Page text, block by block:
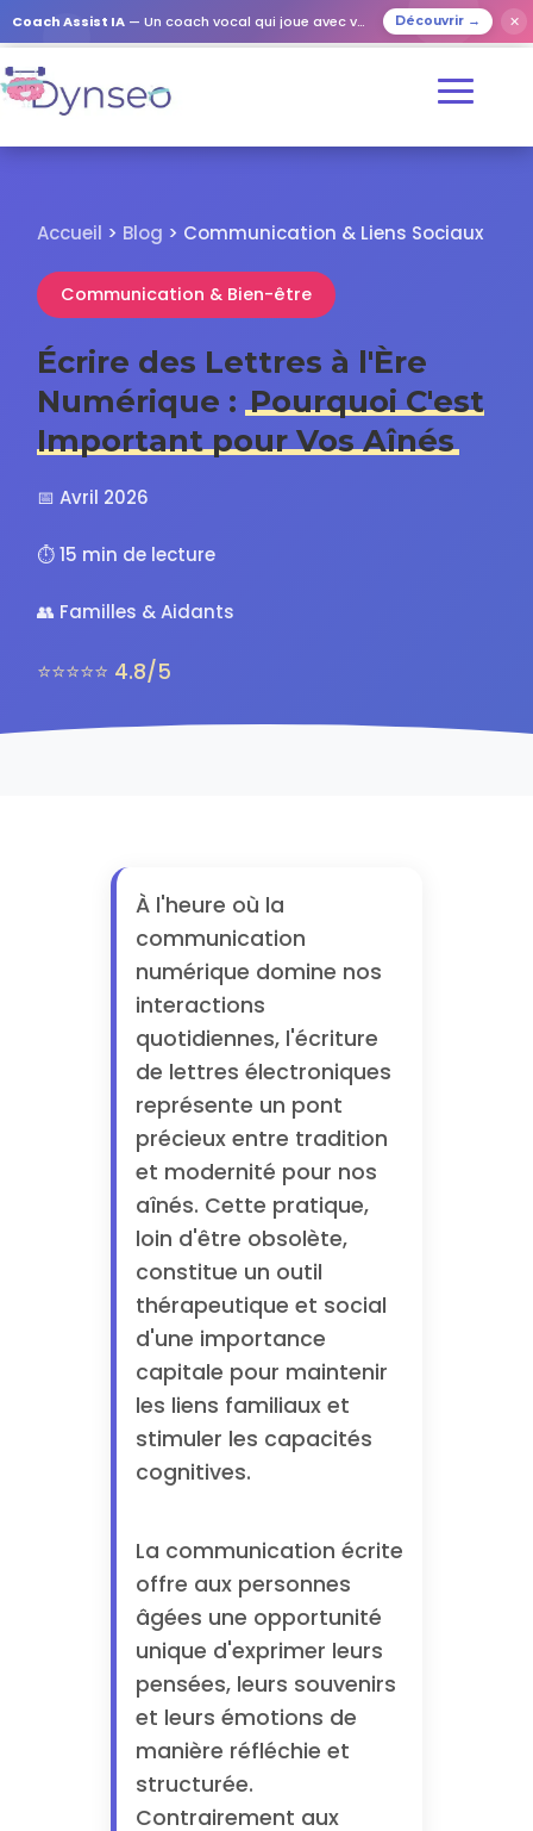
Coach Assist IA — Un coach vocal qui joue avec vos proches Découvrir → ✕
Accueil > Blog > Communication & Liens Sociaux
Communication & Bien-être
Écrire des Lettres à l'Ère
Numérique : Pourquoi C'est
Important pour Vos Aînés
📅 Avril 2026
⏱️ 15 min de lecture
👥 Familles & Aidants
⭐⭐⭐⭐⭐ 4.8/5
À l'heure où la
communication
numérique domine nos
interactions
quotidiennes, l'écriture
de lettres électroniques
représente un pont
précieux entre tradition
et modernité pour nos
aînés. Cette pratique,
loin d'être obsolète,
constitue un outil
thérapeutique et social
d'une importance
capitale pour maintenir
les liens familiaux et
stimuler les capacités
cognitives.
La communication écrite
offre aux personnes
âgées une opportunité
unique d'exprimer leurs
pensées, leurs souvenirs
et leurs émotions de
manière réfléchie et
structurée.
Contrairement aux